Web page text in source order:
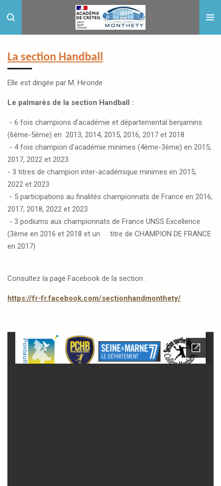
au
contenu
La section Handball
Elle est dirigée par M. Hironde
Le palmarès de la section Handball :
- 6 fois champions d’académie et départemental benjamins
(6ème-5ème) en 2013, 2014, 2015, 2016, 2017 et 2018
- 4 fois champion d’académie minimes (4ème-3ème) en 2015,
2017, 2022 et 2023
- 3 titres de champion inter-académique minimes en 2015,
2022 et 2023
- 5 participations au finalités championnats de France en 2016,
2017, 2018, 2022 et 2023
- 3 podiums aux championnats de France UNSS Excellence
(3ème en 2016 et 2018 et un titre de CHAMPION DE FRANCE
en 2017)
Consultez la page Facebook de la section :
https://fr-fr.facebook.com/sectionhandmonthety/